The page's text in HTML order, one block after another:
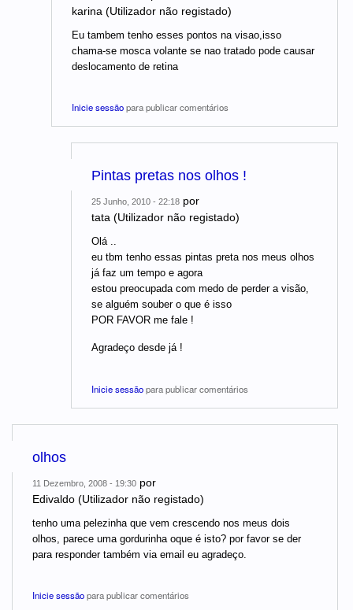
karina (Utilizador não registado)
Eu tambem tenho esses pontos na visao,isso
chama-se mosca volante se nao tratado pode causar
deslocamento de retina
Inicie sessãopara publicar comentários
Pintas pretas nos olhos !
25 Junho, 2010 - 22:18 por
tata (Utilizador não registado)
Olá ..
eu tbm tenho essas pintas preta nos meus olhos
já faz um tempo e agora
estou preocupada com medo de perder a visão,
se alguém souber o que é isso
POR FAVOR me fale !
Agradeço desde já !
Inicie sessãopara publicar comentários
olhos
11 Dezembro, 2008 - 19:30 por
Edivaldo (Utilizador não registado)
tenho uma pelezinha que vem crescendo nos meus dois
olhos, parece uma gordurinha oque é isto? por favor se der
para responder também via email eu agradeço.
Inicie sessãopara publicar comentários